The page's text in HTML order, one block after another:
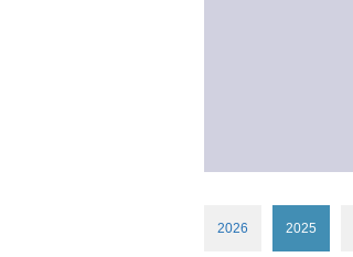
2026 2025